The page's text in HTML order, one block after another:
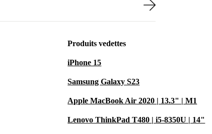
Produits vedettes
iPhone 15
Samsung Galaxy S23
Apple MacBook Air 2020 | 13.3" | M1
Lenovo ThinkPad T480 | i5-8350U | 14"